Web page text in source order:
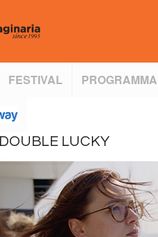
FESTIVAL PROGRAMMA
DOUBLE LUCKY